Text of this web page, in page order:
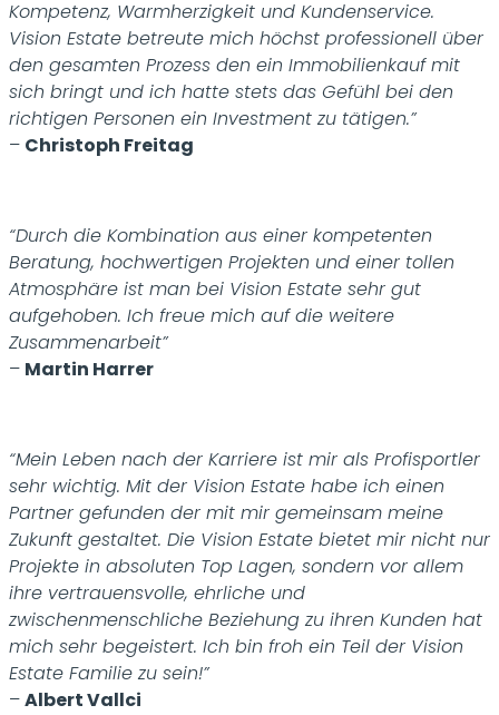
Kompetenz, Warmherzigkeit und Kundenservice.
Vision Estate betreute mich höchst professionell über
den gesamten Prozess den ein Immobilienkauf mit
sich bringt und ich hatte stets das Gefühl bei den
richtigen Personen ein Investment zu tätigen.”
– Christoph Freitag
“Durch die Kombination aus einer kompetenten
Beratung, hochwertigen Projekten und einer tollen
Atmosphäre ist man bei Vision Estate sehr gut
aufgehoben. Ich freue mich auf die weitere
Zusammenarbeit”
– Martin Harrer
“Mein Leben nach der Karriere ist mir als Profisportler
sehr wichtig. Mit der Vision Estate habe ich einen
Partner gefunden der mit mir gemeinsam meine
Zukunft gestaltet. Die Vision Estate bietet mir nicht nur
Projekte in absoluten Top Lagen, sondern vor allem
ihre vertrauensvolle, ehrliche und
zwischenmenschliche Beziehung zu ihren Kunden hat
mich sehr begeistert. Ich bin froh ein Teil der Vision
Estate Familie zu sein!”
–Albert Vallci